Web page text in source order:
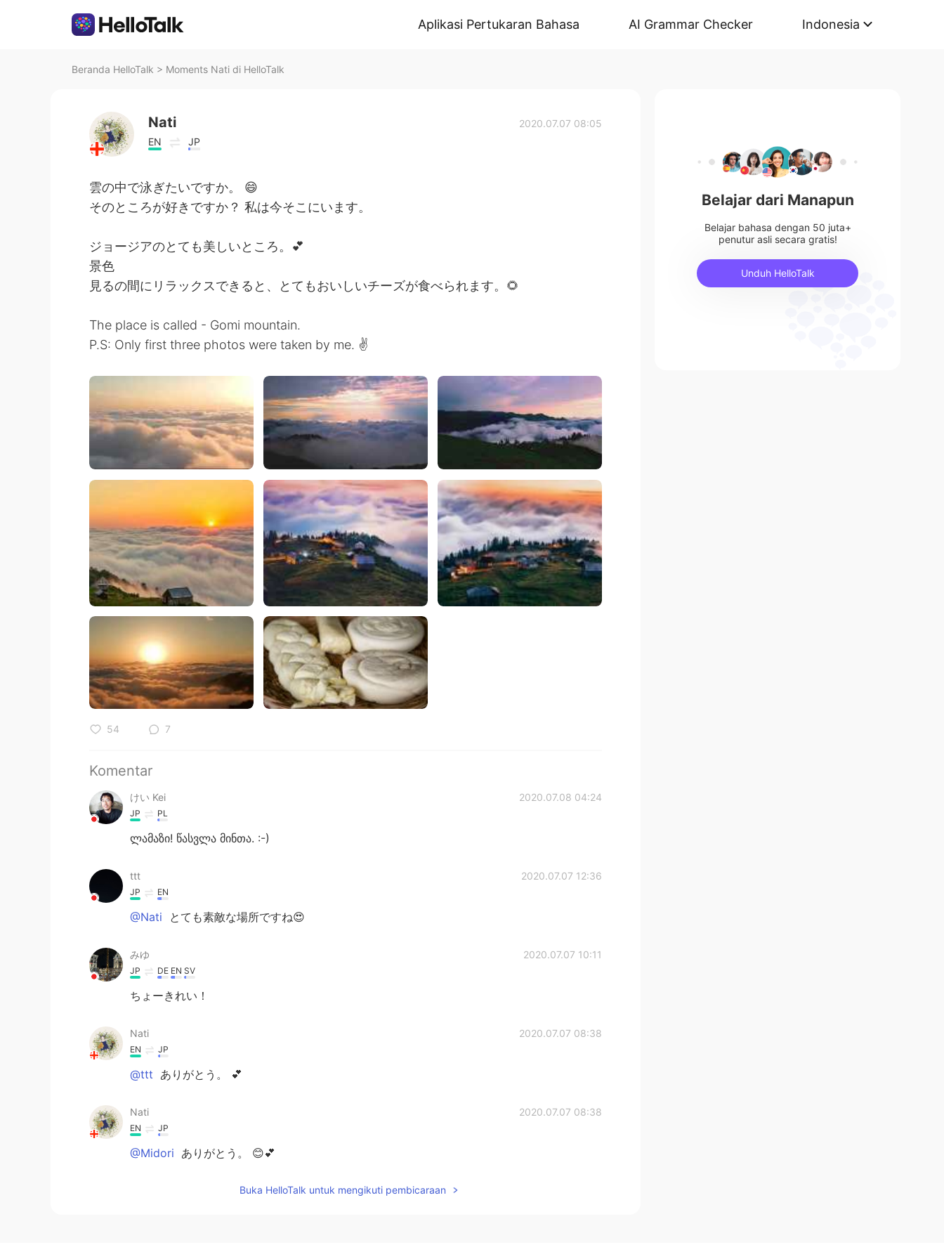
Aplikasi Pertukaran Bahasa AI Grammar Checker Indonesia
Beranda HelloTalk > Moments Nati di HelloTalk
Nati
EN JP
2020.07.07 08:05
雲の中で泳ぎたいですか。 😄
そのところが好きですか？ 私は今そこにいます。
ジョージアのとても美しいところ。💕
景色
見るの間にリラックスできると、とてもおいしいチーズが食べられます。🌻
The place is called - Gomi mountain.
P.S: Only first three photos were taken by me. ✌
54 7
Komentar
けい Kei 2020.07.08 04:24
JP PL
ლამაზი! წასვლა მინთა. :-)
ttt 2020.07.07 12:36
JP EN
@Nati とても素敵な場所ですね😍
みゆ 2020.07.07 10:11
JP DE EN SV
ちょーきれい！
Nati 2020.07.07 08:38
EN JP
@ttt ありがとう。 💕
Nati 2020.07.07 08:38
EN JP
@Midori ありがとう。 😊💕
Buka HelloTalk untuk mengikuti pembicaraan
Belajar dari Manapun
Belajar bahasa dengan 50 juta+
penutur asli secara gratis!
Unduh HelloTalk